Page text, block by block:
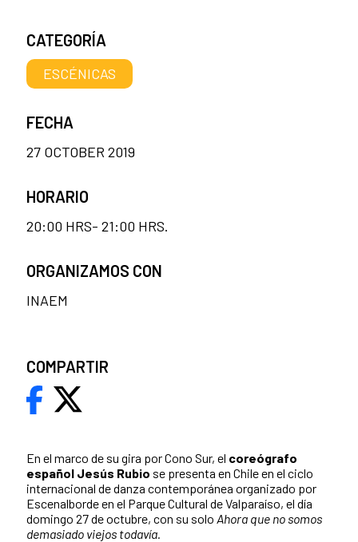
En el marco de su gira por Cono Sur, el coreógrafo
español Jesús Rubio se presenta en Chile en el ciclo
internacional de danza contemporánea organizado por
Escenalborde en el Parque Cultural de Valparaíso, el día
domingo 27 de octubre, con su solo Ahora que no somos
demasiado viejos todavía.
CATEGORÍA
ESCÉNICAS
FECHA
27 OCTOBER 2019
HORARIO
20:00 HRS- 21:00 HRS.
ORGANIZAMOS CON
INAEM
COMPARTIR